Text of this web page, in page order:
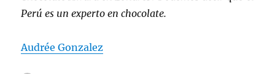
Perú es un experto en chocolate.
Audrée Gonzalez